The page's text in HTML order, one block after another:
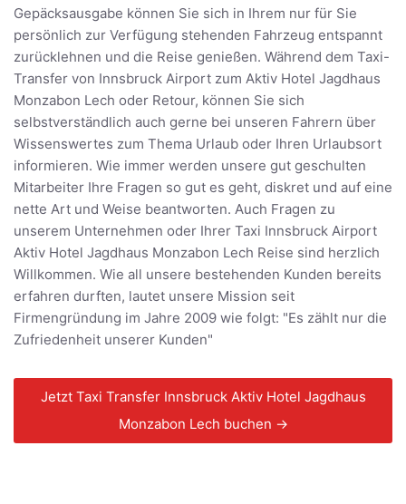
Gepäcksausgabe können Sie sich in Ihrem nur für Sie
persönlich zur Verfügung stehenden Fahrzeug entspannt
zurücklehnen und die Reise genießen. Während dem Taxi-
Transfer von Innsbruck Airport zum Aktiv Hotel Jagdhaus
Monzabon Lech oder Retour, können Sie sich
selbstverständlich auch gerne bei unseren Fahrern über
Wissenswertes zum Thema Urlaub oder Ihren Urlaubsort
informieren. Wie immer werden unsere gut geschulten
Mitarbeiter Ihre Fragen so gut es geht, diskret und auf eine
nette Art und Weise beantworten. Auch Fragen zu
unserem Unternehmen oder Ihrer Taxi Innsbruck Airport
Aktiv Hotel Jagdhaus Monzabon Lech Reise sind herzlich
Willkommen. Wie all unsere bestehenden Kunden bereits
erfahren durften, lautet unsere Mission seit
Firmengründung im Jahre 2009 wie folgt: "Es zählt nur die
Zufriedenheit unserer Kunden"
Jetzt Taxi Transfer Innsbruck Aktiv Hotel Jagdhaus
Monzabon Lech buchen →